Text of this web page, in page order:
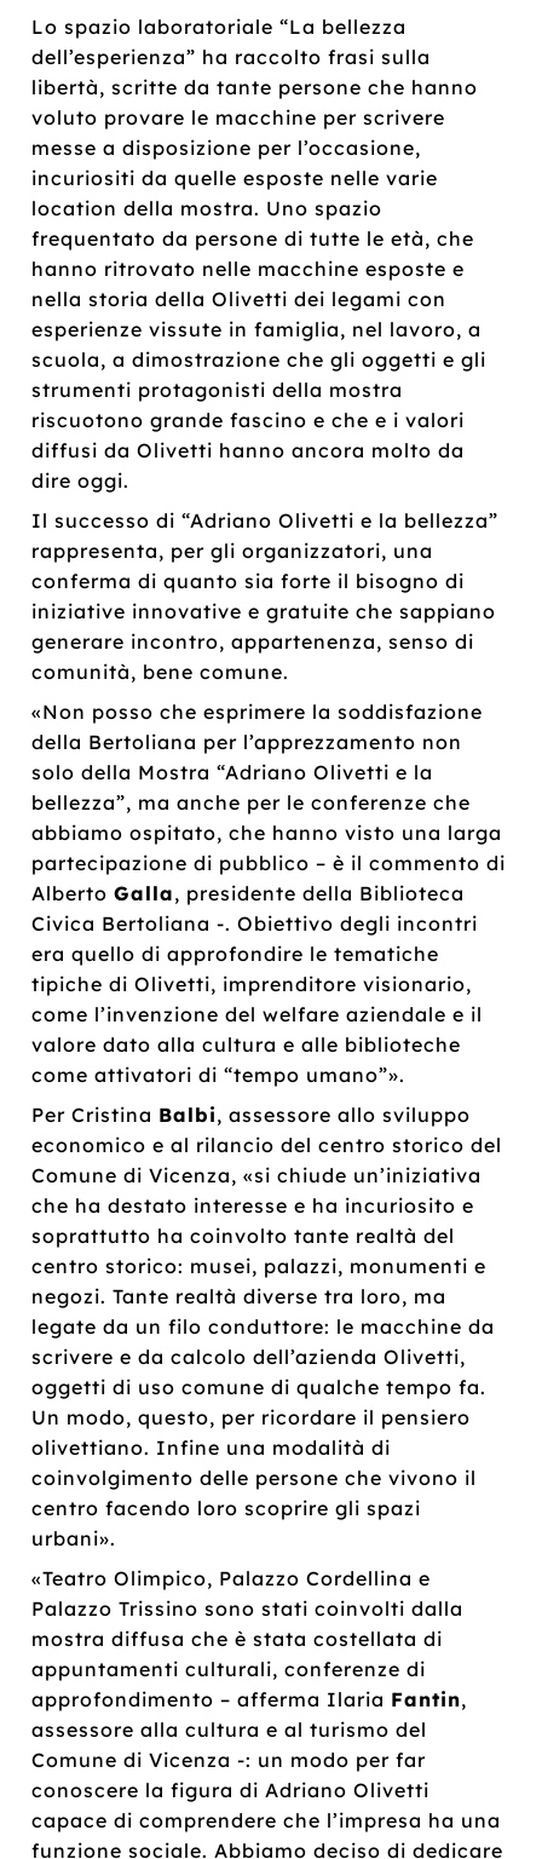
Lo spazio laboratoriale “La bellezza
dell’esperienza” ha raccolto frasi sulla
libertà, scritte da tante persone che hanno
voluto provare le macchine per scrivere
messe a disposizione per l’occasione,
incuriositi da quelle esposte nelle varie
location della mostra. Uno spazio
frequentato da persone di tutte le età, che
hanno ritrovato nelle macchine esposte e
nella storia della Olivetti dei legami con
esperienze vissute in famiglia, nel lavoro, a
scuola, a dimostrazione che gli oggetti e gli
strumenti protagonisti della mostra
riscuotono grande fascino e che e i valori
diffusi da Olivetti hanno ancora molto da
dire oggi.
Il successo di “Adriano Olivetti e la bellezza”
rappresenta, per gli organizzatori, una
conferma di quanto sia forte il bisogno di
iniziative innovative e gratuite che sappiano
generare incontro, appartenenza, senso di
comunità, bene comune.
«Non posso che esprimere la soddisfazione
della Bertoliana per l’apprezzamento non
solo della Mostra “Adriano Olivetti e la
bellezza”, ma anche per le conferenze che
abbiamo ospitato, che hanno visto una larga
partecipazione di pubblico – è il commento di
AlbertoGalla, presidente della Biblioteca
Civica Bertoliana -. Obiettivo degli incontri
era quello di approfondire le tematiche
tipiche di Olivetti, imprenditore visionario,
come l’invenzione del welfare aziendale e il
valore dato alla cultura e alle biblioteche
come attivatori di “tempo umano”».
Per Cristina Balbi, assessore allo sviluppo
economico e al rilancio del centro storico del
Comune di Vicenza, «si chiude un’iniziativa
che ha destato interesse e ha incuriosito e
soprattutto ha coinvolto tante realtà del
centro storico: musei, palazzi, monumenti e
negozi. Tante realtà diverse tra loro, ma
legate da un filo conduttore: le macchine da
scrivere e da calcolo dell’azienda Olivetti,
oggetti di uso comune di qualche tempo fa.
Un modo, questo, per ricordare il pensiero
olivettiano. Infine una modalità di
coinvolgimento delle persone che vivono il
centro facendo loro scoprire gli spazi
urbani».
«Teatro Olimpico, Palazzo Cordellina e
Palazzo Trissino sono stati coinvolti dalla
mostra diffusa che è stata costellata di
appuntamenti culturali, conferenze di
approfondimento – afferma Ilaria Fantin,
assessore alla cultura e al turismo del
Comune di Vicenza -: un modo per far
conoscere la figura di Adriano Olivetti
capace di comprendere che l’impresa ha una
funzione sociale. Abbiamo deciso di dedicare